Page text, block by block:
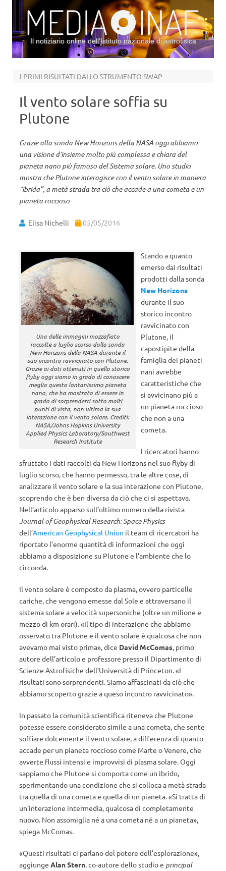
Il notiziario online dell’Istituto nazionale di astrofisica
I PRIMI RISULTATI DALLO STRUMENTO SWAP
Il vento solare soffia su
Plutone
Grazie alla sonda New Horizons della NASA oggi abbiamo
una visione d’insieme molto più complessa e chiara del
pianeta nano più famoso del Sistema solare. Uno studio
mostra che Plutone interagisce con il vento solare in maniera
“ibrida”, a metà strada tra ciò che accade a una cometa e un
pianeta roccioso
Elisa Nichelli 05/05/2016
Una delle immagini mozzafiato
raccolte a luglio scorso dalla sonda
New Horizons della NASA durante il
suo incontro ravvicinato con Plutone.
Grazie ai dati ottenuti in quello storico
flyby oggi siamo in grado di conoscere
meglio questo lontanissimo pianeta
nano, che ha mostrato di essere in
grado di sorprenderci sotto molti
punti di vista, non ultima la sua
interazione con il vento solare. Crediti:
NASA/Johns Hopkins University
Applied Physics Laboratory/Southwest
Research Institute
Stando a quanto
emerso dai risultati
prodotti dalla sonda
New Horizons
durante il suo
storico incontro
ravvicinato con
Plutone, il
capostipite della
famiglia dei pianeti
nani avrebbe
caratteristiche che
si avvicinano più a
un pianeta roccioso
che non a una
cometa.
I ricercatori hanno
sfruttato i dati raccolti da New Horizons nel suo flyby di
luglio scorso, che hanno permesso, tra le altre cose, di
analizzare il vento solare e la sua interazione con Plutone,
scoprendo che è ben diversa da ciò che ci si aspettava.
Nell’articolo apparso sull’ultimo numero della rivista
Journal of Geophysical Research: Space Physics
dell’American Geophysical Union il team di ricercatori ha
riportato l’enorme quantità di informazioni che oggi
abbiamo a disposizione su Plutone e l’ambiente che lo
circonda.
Il vento solare è composto da plasma, ovvero particelle
cariche, che vengono emesse dal Sole e attraversano il
sistema solare a velocità supersoniche (oltre un milione e
mezzo di km orari). «Il tipo di interazione che abbiamo
osservato tra Plutone e il vento solare è qualcosa che non
avevamo mai visto prima», dice David McComas, primo
autore dell’articolo e professore presso il Dipartimento di
Scienze Astrofisiche dell’Università di Princeton. «I
risultati sono sorprendenti. Siamo affascinati da ciò che
abbiamo scoperto grazie a queso incontro ravvicinato».
In passato la comunità scientifica riteneva che Plutone
potesse essere considerato simile a una cometa, che sente
soffiare dolcemente il vento solare, a differenza di quanto
accade per un pianeta roccioso come Marte o Venere, che
avverte flussi intensi e improvvisi di plasma solare. Oggi
sappiamo che Plutone si comporta come un ibrido,
sperimentando una condizione che si colloca a metà strada
tra quella di una cometa e quella di un pianeta. «Si tratta di
un’interazione intermedia, qualcosa di completamente
nuovo. Non assomiglia né a una cometa né a un pianeta»,
spiega McComas.
«Questi risultati ci parlano del potere dell’esplorazione»,
aggiunge Alan Stern, co-autore dello studio e principal